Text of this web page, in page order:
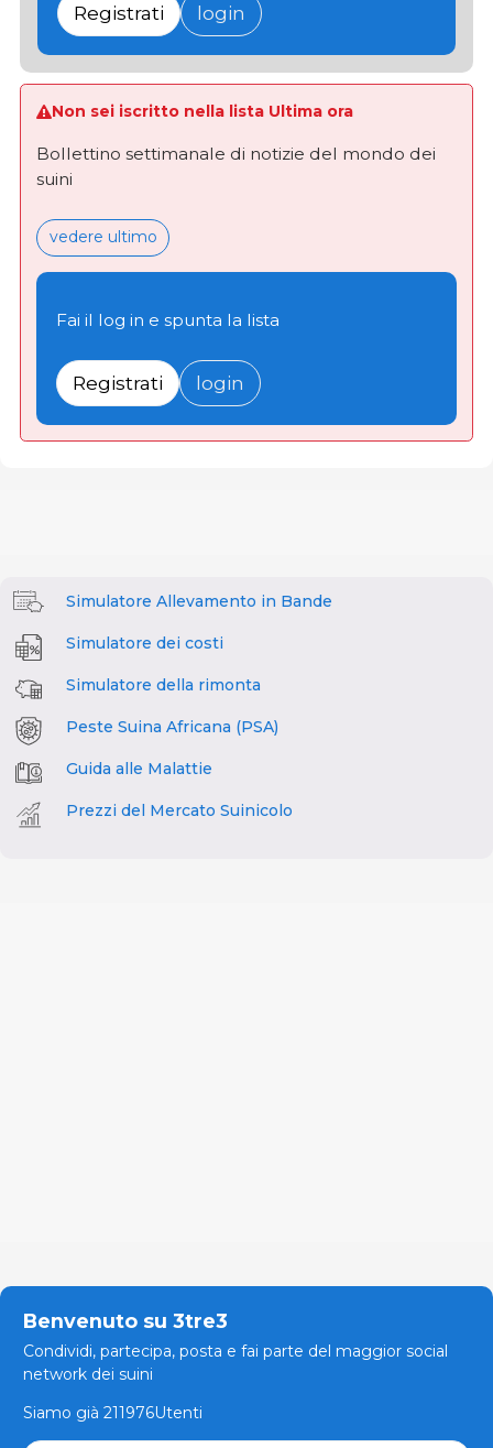
Registrati login
Non sei iscritto nella lista Ultima ora
Bollettino settimanale di notizie del mondo dei
suini
vedere ultimo
Fai il log in e spunta la lista
Registrati login
Simulatore Allevamento in Bande
Simulatore dei costi
Simulatore della rimonta
Peste Suina Africana (PSA)
Guida alle Malattie
Prezzi del Mercato Suinicolo
Benvenuto su 3tre3
Condividi, partecipa, posta e fai parte del maggior social
network dei suini
Siamo già 211976Utenti